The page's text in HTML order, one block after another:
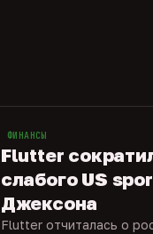
ФИНАНСЫ
Flutter
слабого US
Джексона
Flutter отчиталась о